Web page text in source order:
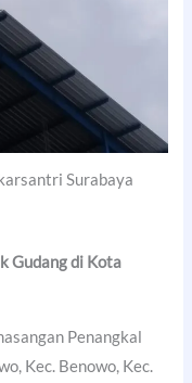
Surabaya
Gudang di Kota
Penangkal
Kec. Benowo, Kec.